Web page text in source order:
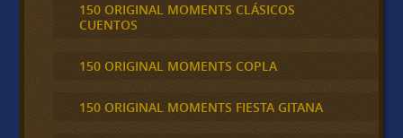
150 ORIGINAL MOMENTS CLÁSICOS
CUENTOS
150 ORIGINAL MOMENTS COPLA
150 ORIGINAL MOMENTS FIESTA GITANA